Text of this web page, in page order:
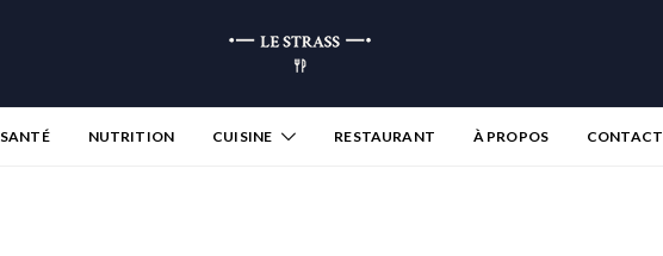
SANTÉ NUTRITION CUISINE RESTAURANT À PROPOS CONTACT